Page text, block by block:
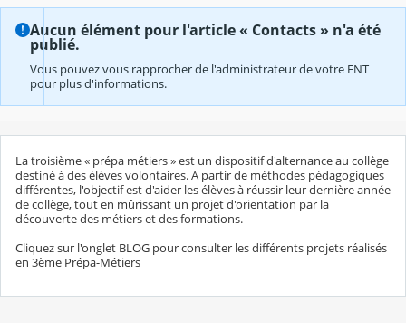
Aucun élément pour l'article « Contacts » n'a été
publié.
Vous pouvez vous rapprocher de l'administrateur de votre ENT
pour plus d'informations.
La troisième « prépa métiers » est un dispositif d'alternance au collège
destiné à des élèves volontaires. A partir de méthodes pédagogiques
différentes, l'objectif est d'aider les élèves à réussir leur dernière année
de collège, tout en mûrissant un projet d'orientation par la
découverte des métiers et des formations.
Cliquez sur l'onglet BLOG pour consulter les différents projets réalisés
en 3ème Prépa-Métiers